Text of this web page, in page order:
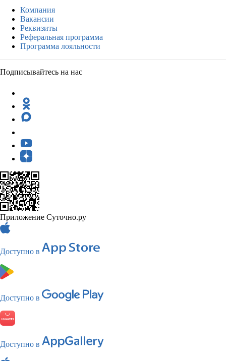
Компания
Вакансии
Реквизиты
Реферальная программа
Программа лояльности
Подписывайтесь на нас
Приложение Суточно.ру
Доступно в
Доступно в
Доступно в